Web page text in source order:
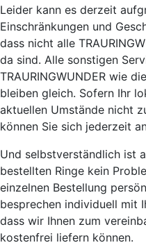
Leider kann es derzeit
Einschränkungen und
dass nicht alle
da sind. Alle sonstigen
TRAURINGWUNDER wie
bleiben gleich. Sofern Ihr
aktuellen Umstände nicht
können Sie sich jederzeit
Und selbstverständlich ist
bestellten Ringe kein
einzelnen Bestellung
besprechen individuell mit
dass wir Ihnen zum
kostenfrei liefern können.